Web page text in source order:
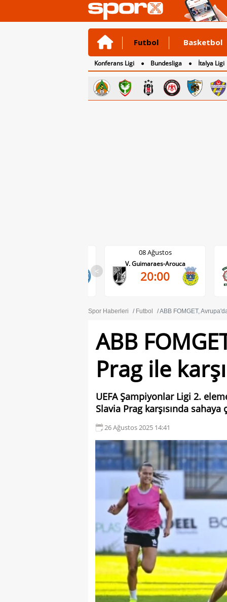
Futbol Basketbol
Konferans Ligi Bundesliga İtalya Ligi
2. Lig
3. Lig
<
08 Ağustos
V. Guimaraes-Arouca
20:00
Spor Haberleri Futbol ABB FOMGET,
ABB
Prag ile
UEFA Şampiyonlar Ligi 2.
Slavia Prag karşısında sahaya
26 Ağustos 2025 14:41